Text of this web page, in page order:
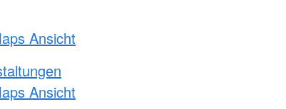
Ansicht
Ansicht